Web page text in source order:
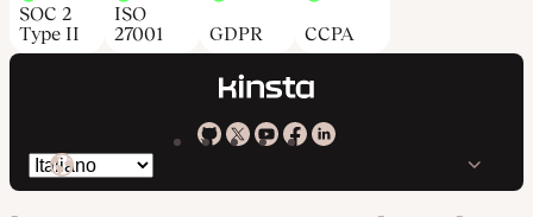
SOC 2
Type II
ISO
27001
GDPR CCPA
KinstaKinstaKinsta
KinstaKinsta
Cambia
lingua